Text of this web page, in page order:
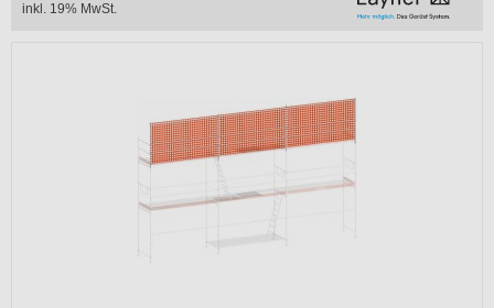
inkl. 19% MwSt.